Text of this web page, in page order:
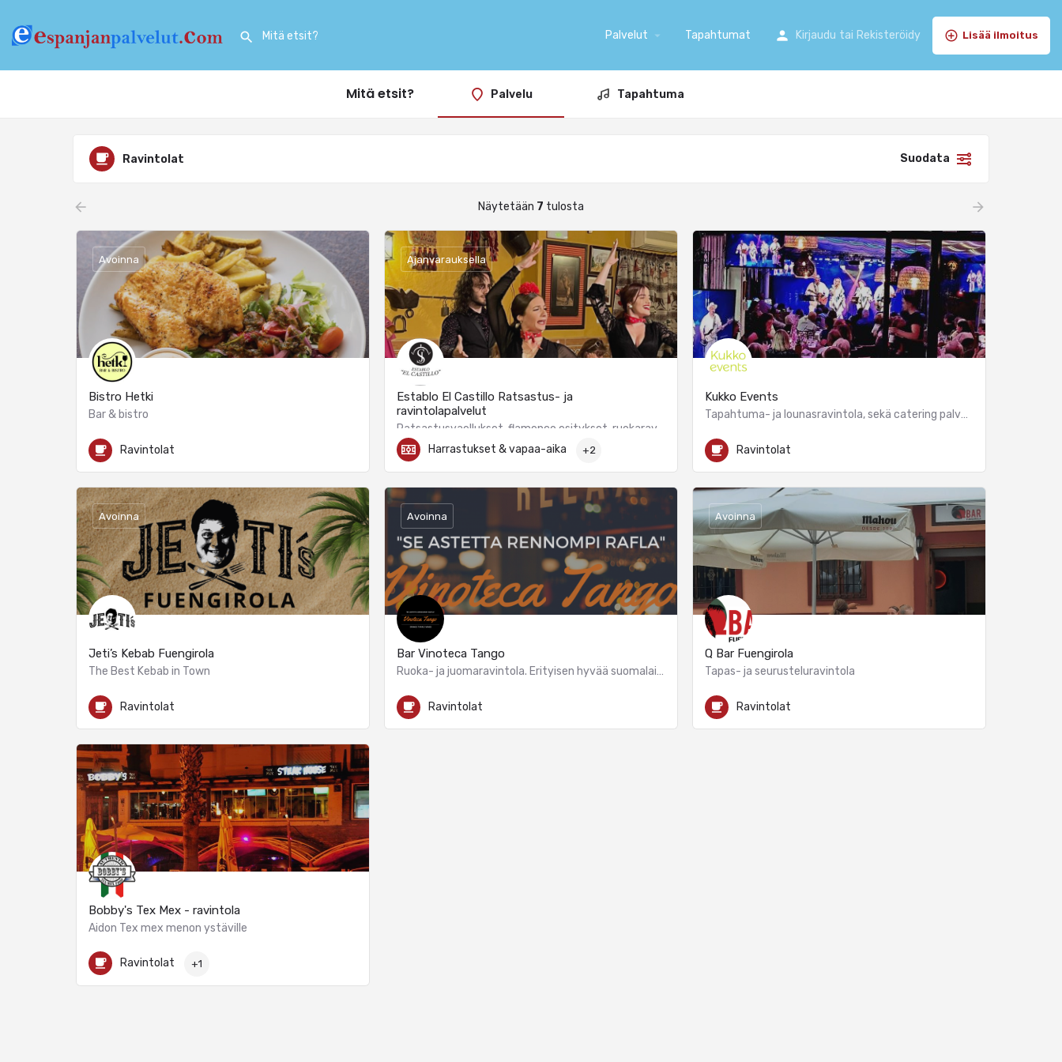
Palvelut arrow_drop_down Tapahtumat Kirjaudu tai Rekisteröidy Lisää ilmoitus
Mitä etsit? Palvelu Tapahtuma
Ravintolat Suodata
arrow_backward Näytetään 7 tulosta arrow_forward
Bistro Hetki
Bar & bistro
+34 684 759 350
Avoinna
Ravintolat
Establo El Castillo Ratsastus- ja
ravintolapalvelut
+358 44 559 5559 Calle Vencejo
Ajanvarauksella
Harrastukset & vapaa-aika +2
Kukko Events
Tapahtuma- ja lounasravintola, sekä catering palvelut
Avenida de los Boliches
Ravintolat
Jeti’s Kebab Fuengirola
The Best Kebab in Town
+34 633 96 96 49
Avoinna
Ravintolat
Bar Vinoteca Tango
Ruoka- ja juomaravintola. Erityisen hyvää suomalaistyylistä kotiruokaa edullisesti!
Calle Santísima Trinidad
Avoinna
Ravintolat
Q Bar Fuengirola
Tapas- ja seurusteluravintola
Calle Isaac Peral
Avoinna
Ravintolat
Bobby's Tex Mex - ravintola
Aidon Tex mex menon ystäville
+ 34 952 57 67 25
Ravintolat +1